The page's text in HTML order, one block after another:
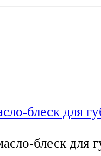
блеск для
блеск для